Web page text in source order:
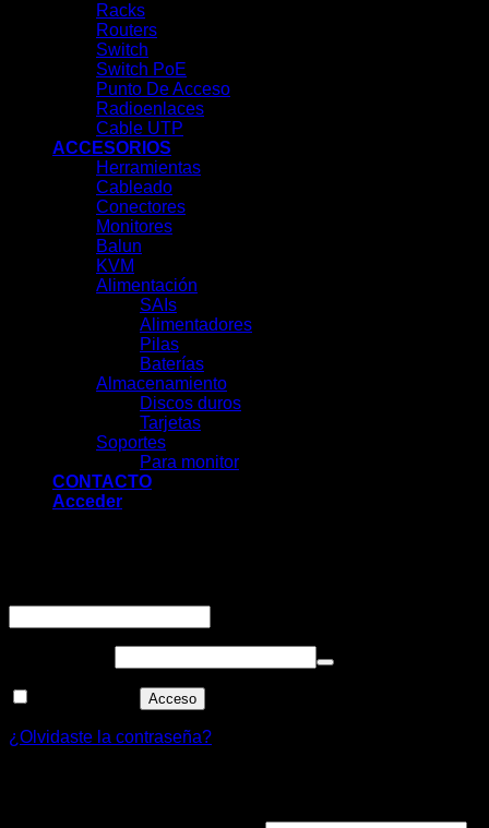
Racks
Routers
Switch
Switch PoE
Punto De Acceso
Radioenlaces
Cable UTP
ACCESORIOS
Herramientas
Cableado
Conectores
Monitores
Balun
KVM
Alimentación
SAIs
Alimentadores
Pilas
Baterías
Almacenamiento
Discos duros
Tarjetas
Soportes
Para monitor
CONTACTO
Acceder
Acceso
¿Olvidaste la contraseña?